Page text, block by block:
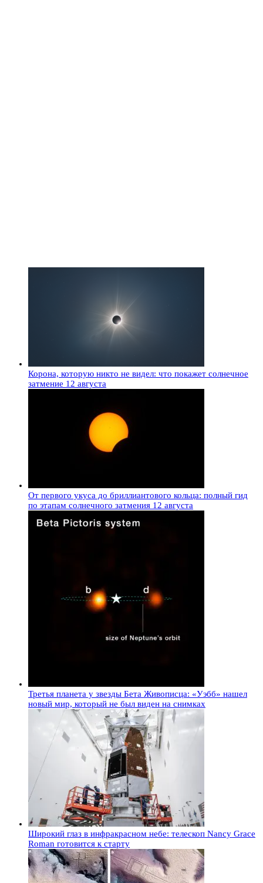
Корона, которую никто не видел: что покажет солнечное
затмение 12 августа
От первого укуса до бриллиантового кольца: полный гид
по этапам солнечного затмения 12 августа
Третья планета у звезды Бета Живописца: «Уэбб» нашел
новый мир, который не был виден на снимках
Широкий глаз в инфракрасном небе: телескоп Nancy Grace
Roman готовится к старту